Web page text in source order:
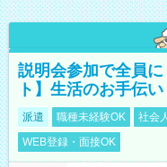
説明会参加で全員
ト】生活のお手伝い
派遣 職種未経験OK 社会
WEB登録・面接OK